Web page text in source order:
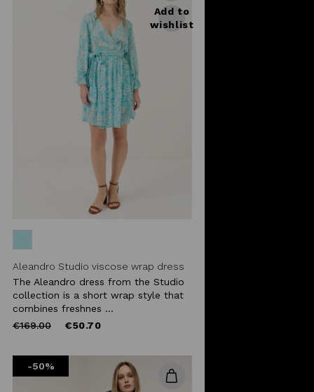
Add to
wishlist
Aleandro Studio viscose wrap dress
The Aleandro dress from the Studio
collection is a short wrap style that
combines freshnes ...
Price
€169.00to €50.70
-50%